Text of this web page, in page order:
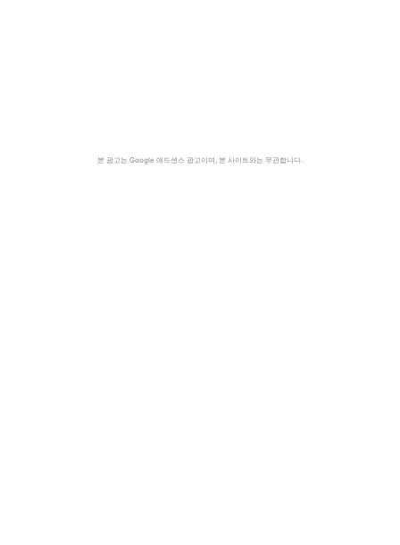
본 광고는 Google 애드센스 광고이며, 본 사이트와는 무관합니다.